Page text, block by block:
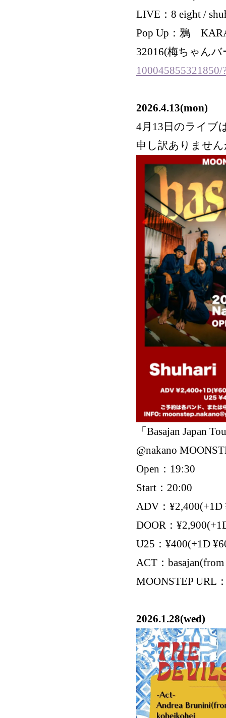
LIVE：8 eight /
Pop Up：鴉
32016(梅ちゃん
2026.4.13(mon)
4月13日のライブ
申し訳ありませ
「Basajan Japan
@nakano
Open：19:30
Start：20:00
ADV：¥2,400(+1D
DOOR：
U25：¥400(+1D
ACT：
MOONSTEP URL
2026.1.28(wed)